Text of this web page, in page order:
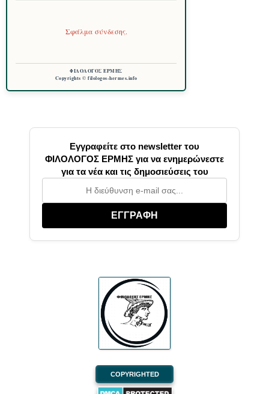
Σφάλμα σύνδεσης.
ΦΙΛΟΛΟΓΟΣ ΕΡΜΗΣ
Copyrights © filologos-hermes.info
Εγγραφείτε στο newsletter του
ΦΙΛΟΛΟΓΟΣ ΕΡΜΗΣ για να ενημερώνεστε
για τα νέα και τις δημοσιεύσεις του
ΕΓΓΡΑΦΗ
COPYRIGHTED